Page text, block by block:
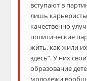
вступают в
лишь
качественно
политические
жить, как жили
здесь”. У них
образование
молодежи